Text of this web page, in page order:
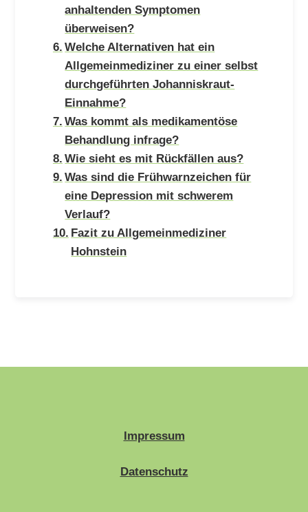
anhaltenden Symptomen
überweisen?
Welche Alternativen hat ein
Allgemeinmediziner zu einer selbst
durchgeführten Johanniskraut-
Einnahme?
Was kommt als medikamentöse
Behandlung infrage?
Wie sieht es mit Rückfällen aus?
Was sind die Frühwarnzeichen für
eine Depression mit schwerem
Verlauf?
Fazit zu Allgemeinmediziner
Hohnstein
Impressum
Datenschutz